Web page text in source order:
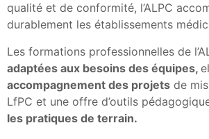
qualité et de conformité, l’ALPC
durablement les établissements
Les formations professionnelles de
adaptées aux besoins des équipes,
accompagnement des projets de
LfPC et une offre d’outils
les pratiques de terrain.